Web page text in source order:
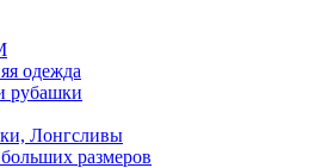
одежда
рубашки
Лонгсливы
размеров